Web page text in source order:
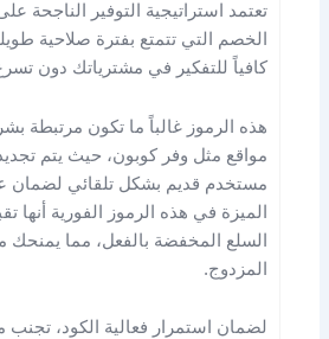
تعتمد استراتيجية التوفير الناجحة
الخصم التي تتمتع بفترة صلاحية
كافياً للتفكير في مشترياتك دون
هذه الرموز غالباً ما تكون مرتبطة
مواقع مثل وفر كوبون، حيث يتم
مستخدم قديم بشكل تلقائي لضمان
الميزة في هذه الرموز الفورية أنها
السلع المخفضة بالفعل، مما
المزدوج.
لضمان استمرار فعالية الكود، تجنب